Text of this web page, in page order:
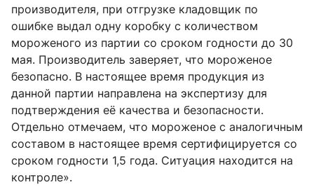
производителя, при отгрузке кладовщик по
ошибке выдал одну коробку с количеством
мороженого из партии со сроком годности до 30
мая. Производитель заверяет, что мороженое
безопасно. В настоящее время продукция из
данной партии направлена на экспертизу для
подтверждения её качества и безопасности.
Отдельно отмечаем, что мороженое с аналогичным
составом в настоящее время сертифицируется со
сроком годности 1,5 года. Ситуация находится на
контроле».